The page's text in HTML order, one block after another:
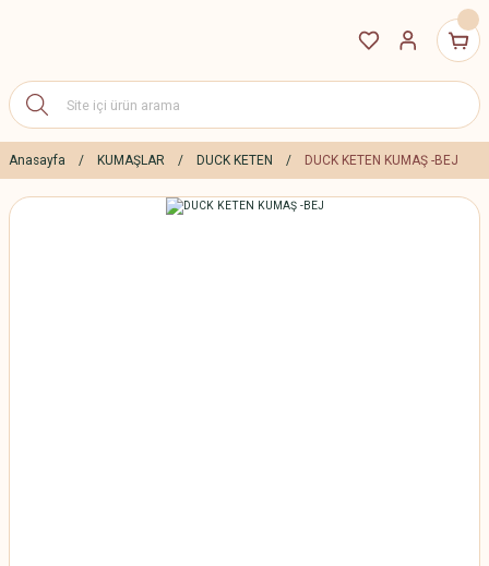
Anasayfa KUMAŞLAR DUCK KETEN DUCK KETEN KUMAŞ -BEJ